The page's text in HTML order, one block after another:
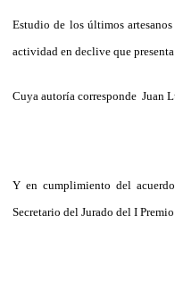
Estudio de los últimos
actividad en declive que
Cuya autoría corresponde Juan
Y en cumplimiento del
Secretario del Jurado del I